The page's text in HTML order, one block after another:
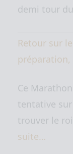
demi tour
Retour sur
Ce
tentative
trouver le
suite…